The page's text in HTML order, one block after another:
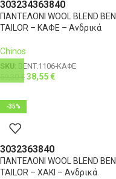
303234363840
ΠΑΝΤΕΛΟΝΙ WOOL BLEND BEN
TAILOR – ΚΑΦΕ – Ανδρικά
Chinos
SKU: BENT.1106-ΚΑΦΕ
€ 38,55€
-35%
3032363840
ΠΑΝΤΕΛΟΝΙ WOOL BLEND BEN
TAILOR – ΧΑΚΙ – Ανδρικά